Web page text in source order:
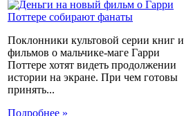
Поклонники культовой серии книг и
фильмов о мальчике-маге Гарри
Поттере хотят видеть продолжении
истории на экране. При чем готовы
принять...
Подробнее »